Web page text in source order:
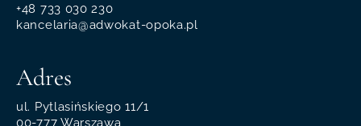
+48 733 030 230
kancelaria@adwokat-opoka.pl
Adres
ul. Pytlasińskiego 11/1
00-777 Warszawa